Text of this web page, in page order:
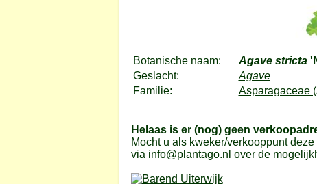
Botanische naam: Agave stricta
Geslacht:
Agave
Familie:
Asparagaceae
Helaas is er (nog) geen
Mocht u als kweker/verkooppunt
via info@plantago.nl over de